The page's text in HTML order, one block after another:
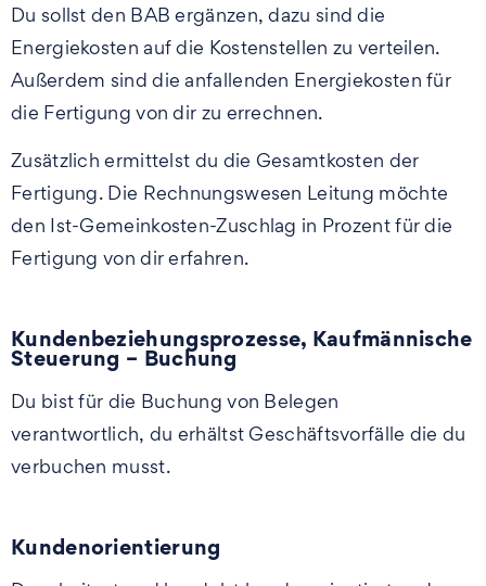
Du sollst den BAB ergänzen, dazu sind die
Energiekosten auf die Kostenstellen zu verteilen.
Außerdem sind die anfallenden Energiekosten für
die Fertigung von dir zu errechnen.
Zusätzlich ermittelst du die Gesamtkosten der
Fertigung. Die Rechnungswesen Leitung möchte
den Ist-Gemeinkosten-Zuschlag in Prozent für die
Fertigung von dir erfahren.
Kundenbeziehungsprozesse, Kaufmännische
Steuerung – Buchung
Du bist für die Buchung von Belegen
verantwortlich, du erhältst Geschäftsvorfälle die du
verbuchen musst.
Kundenorientierung